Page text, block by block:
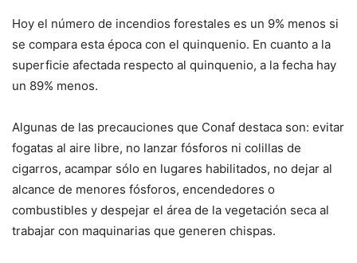
Hoy el número de incendios forestales es un 9% menos si
se compara esta época con el quinquenio. En cuanto a la
superficie afectada respecto al quinquenio, a la fecha hay
un 89% menos.
Algunas de las precauciones que Conaf destaca son: evitar
fogatas al aire libre, no lanzar fósforos ni colillas de
cigarros, acampar sólo en lugares habilitados, no dejar al
alcance de menores fósforos, encendedores o
combustibles y despejar el área de la vegetación seca al
trabajar con maquinarias que generen chispas.